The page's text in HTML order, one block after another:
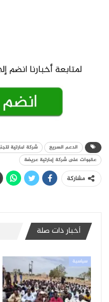
الدعم السريع
شركة امارتية
عقبوات على شركة إمارتية عريضة
مشاركة
أخبار ذات صلة
سياسية